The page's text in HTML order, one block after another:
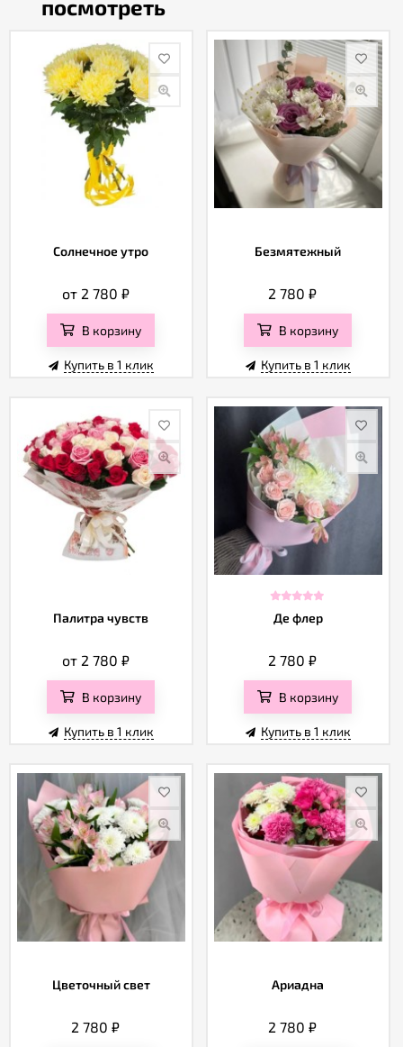
посмотреть
Солнечное утро
от 2 780 ₽
В корзину
Купить в 1 клик
Безмятежный
2 780₽
В корзину
Купить в 1 клик
Палитра чувств
от 2 780 ₽
В корзину
Купить в 1 клик
Де флер
2 780₽
В корзину
Купить в 1 клик
Цветочный свет
2 780₽
Ариадна
2 780₽